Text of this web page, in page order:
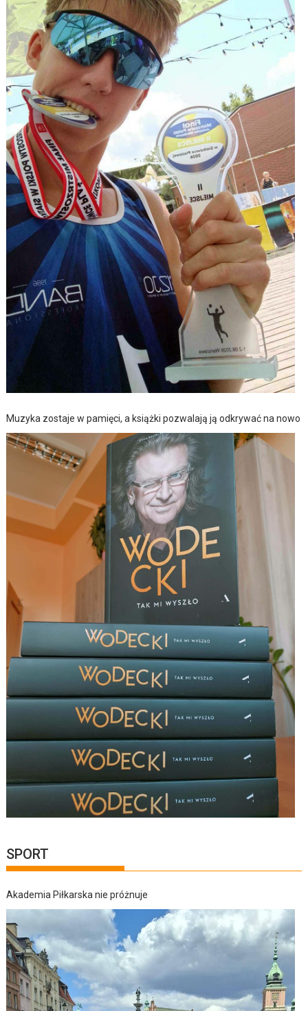
Muzyka zostaje w pamięci, a książki pozwalają ją odkrywać na nowo
SPORT
Akademia Piłkarska nie próżnuje